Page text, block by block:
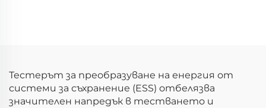
Тестерът за преобразуване на енергия от
системи за съхранение (ESS) отбелязва
значителен напредък в тестването и